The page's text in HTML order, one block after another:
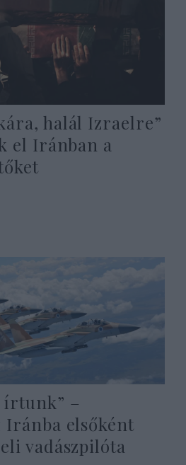
halál Izraelre”
el Iránban a
írtunk” –
Iránba elsőként
vadászpilóta